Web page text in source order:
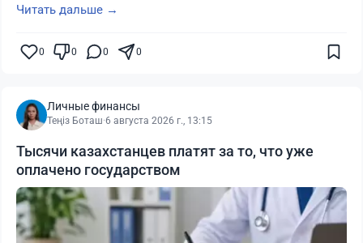
Читать дальше →
0 0 0 0
Личные финансы
Теңіз Боташ·6 августа 2026 г., 13:15
Тысячи казахстанцев платят за то, что уже
оплачено государством